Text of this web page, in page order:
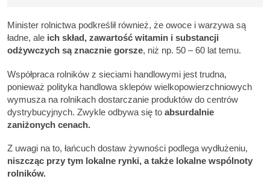
Minister rolnictwa podkreślił również, że owoce i warzywa są
ładne, ale ich skład, zawartość witamin i substancji
odżywczych są znacznie gorsze, niż np. 50 – 60 lat temu.
Współpraca rolników z sieciami handlowymi jest trudna,
ponieważ polityka handlowa sklepów wielkopowierzchniowych
wymusza na rolnikach dostarczanie produktów do centrów
dystrybucyjnych. Zwykle odbywa się to absurdalnie
zaniżonych cenach.
Z uwagi na to, łańcuch dostaw żywności podlega wydłużeniu,
niszcząc przy tym lokalne rynki, a także lokalne wspólnoty
rolników.